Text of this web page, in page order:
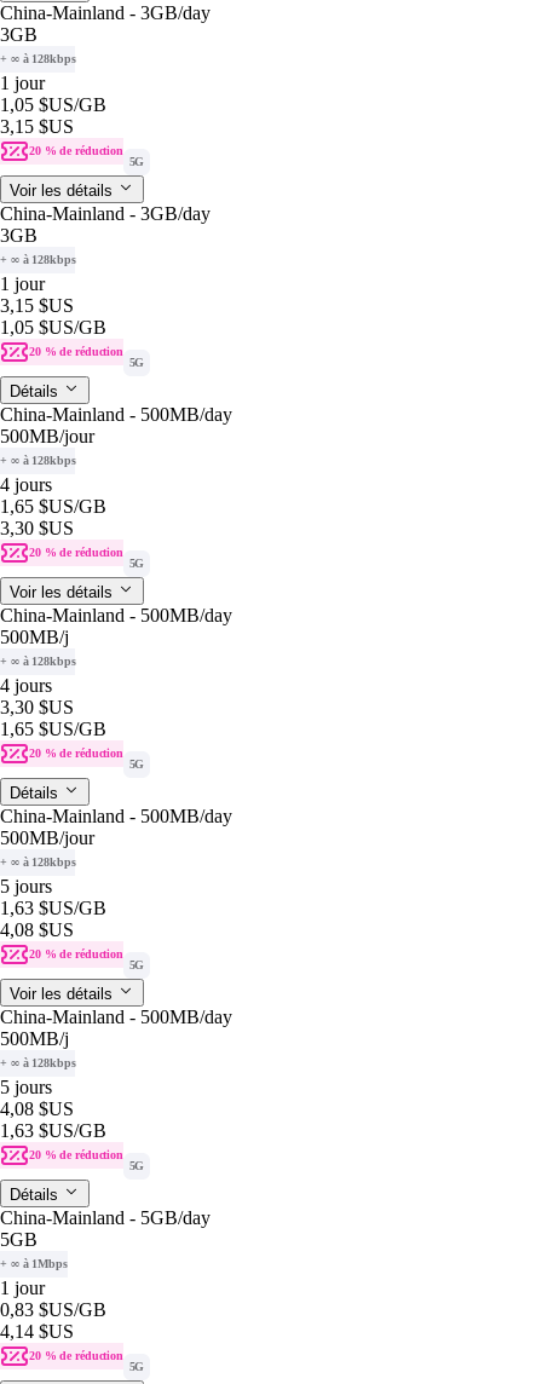
China-Mainland - 3GB/day
3GB
+ ∞ à 128kbps
1 jour
1,05 $US/GB
3,15 $US
20 % de réduction
5G
Voir les détails
China-Mainland - 3GB/day
3GB
+ ∞ à 128kbps
1 jour
3,15 $US
1,05 $US/GB
20 % de réduction
5G
Détails
China-Mainland - 500MB/day
500MB/jour
+ ∞ à 128kbps
4 jours
1,65 $US/GB
3,30 $US
20 % de réduction
5G
Voir les détails
China-Mainland - 500MB/day
500MB/j
+ ∞ à 128kbps
4 jours
3,30 $US
1,65 $US/GB
20 % de réduction
5G
Détails
China-Mainland - 500MB/day
500MB/jour
+ ∞ à 128kbps
5 jours
1,63 $US/GB
4,08 $US
20 % de réduction
5G
Voir les détails
China-Mainland - 500MB/day
500MB/j
+ ∞ à 128kbps
5 jours
4,08 $US
1,63 $US/GB
20 % de réduction
5G
Détails
China-Mainland - 5GB/day
5GB
+ ∞ à 1Mbps
1 jour
0,83 $US/GB
4,14 $US
20 % de réduction
5G